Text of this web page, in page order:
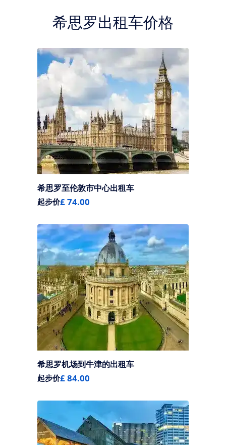
希思罗出租车价格
希思罗至伦敦市中心出租车
起步价£ 74.00
希思罗机场到牛津的出租车
起步价£ 84.00